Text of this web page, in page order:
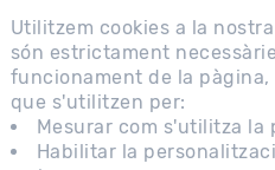
Utilitzem cookies a la
són estrictament
funcionament de la
que s'utilitzen per:
Mesurar com s'utilitza la
Habilitar la
CONTACTE
PREGUNTES FREQÜENTS